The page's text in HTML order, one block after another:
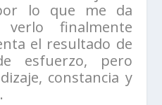
lo que me da
verlo finalmente
el resultado de
esfuerzo, pero
constancia y